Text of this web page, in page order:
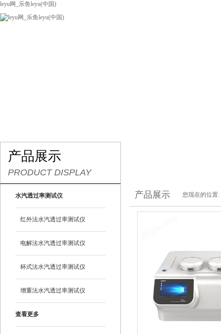
leyu网_乐鱼leyu(中国)
产品展示
PRODUCT DISPLAY
水汽透过率测试仪
红外法水汽透过率测试仪
电解法水汽透过率测试仪
杯式法水汽透过率测试仪
增重法水汽透过率测试仪
查看更多
产品展示 您现在的位置: